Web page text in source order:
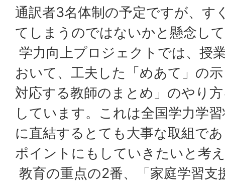
通訳者3名体制の予定ですが、す
てしまうのではないかと懸念し
学力向上プロジェクトでは、授
おいて、工夫した「めあて」の
対応する教師のまとめ」のやり
しています。これは全国学力学
に直結するとても大事な取組で
ポイントにもしていきたいと考
教育の重点の2番、「家庭学習